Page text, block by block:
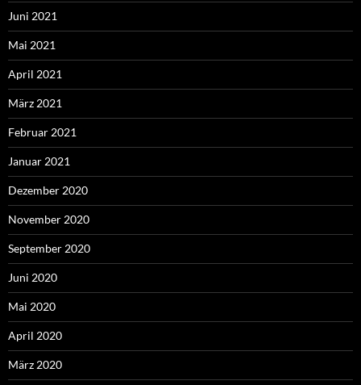
Juni 2021
Mai 2021
April 2021
März 2021
Februar 2021
Januar 2021
Dezember 2020
November 2020
September 2020
Juni 2020
Mai 2020
April 2020
März 2020